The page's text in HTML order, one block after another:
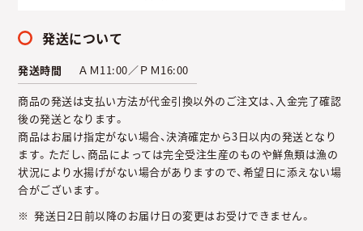
発送について
発送時間
ＡＭ11:00／ＰＭ16:00
商品の発送は支払い方法が代金引換以外のご注文は、入金完了確認
後の発送となります。
商品はお届け指定がない場合、決済確定から3日以内の発送となり
ます。ただし、商品によっては完全受注生産のものや鮮魚類は漁の
状況により水揚げがない場合がありますので、希望日に添えない場
合がございます。
発送日2日前以降のお届け日の変更はお受けできません。